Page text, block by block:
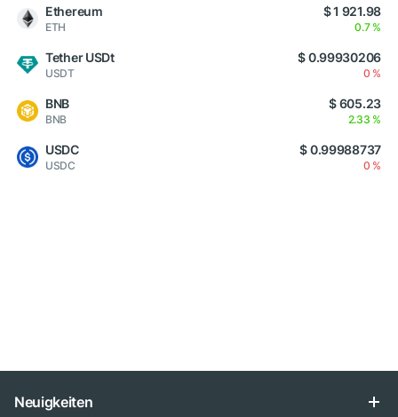
Ethereum
ETH
$ 1 921.98
0.7 %
Tether USDt
USDT
$ 0.99930206
0 %
BNB
BNB
$ 605.23
2.33 %
USDC
USDC
$ 0.99988737
0 %
Neuigkeiten